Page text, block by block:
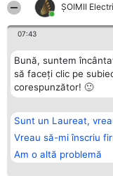
ȘOIMII
07:43
Bună, suntem
să faceți clic pe
corespunzător! 🙂
Sunt un Laureat,
Vreau să-mi înscriu
Am o altă problemă
BRIGHT SOLUTIONS BR SRL
Sc. A Et. 4 Ap. 13 Cod 061952
București
CUI 36737675
tel: +40 770 990 492